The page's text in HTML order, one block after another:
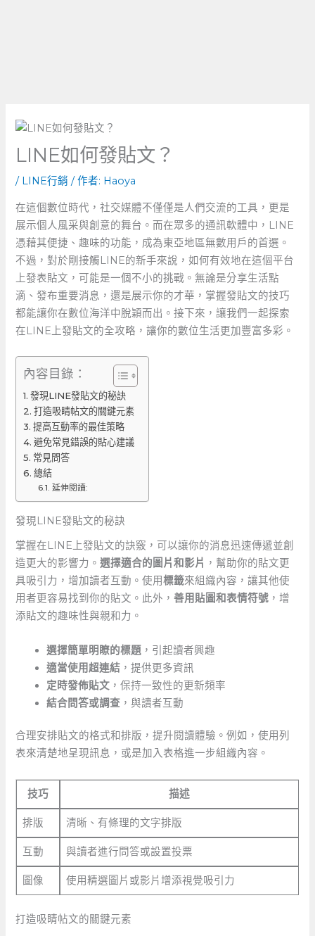
LINE如何發貼文？
/ LINE行銷 / 作者: Haoya
在這個數位時代，社交媒體不僅僅是人們交流的工具，更是
展示個人風采與創意的舞台。而在眾多的通訊軟體中，LINE
憑藉其便捷、趣味的功能，成為東亞地區無數用戶的首選。
不過，對於剛接觸LINE的新手來說，如何有效地在這個平台
上發表貼文，可能是一個不小的挑戰。無論是分享生活點
滴、發布重要消息，還是展示你的才華，掌握發貼文的技巧
都能讓你在數位海洋中脫穎而出。接下來，讓我們一起探索
在LINE上發貼文的全攻略，讓你的數位生活更加豐富多彩。
內容目錄：
發現LINE發貼文的秘訣
打造吸睛帖文的關鍵元素
提高互動率的最佳策略
避免常見錯誤的貼心建議
常見問答
總結
延伸閱讀:
發現LINE發貼文的秘訣
掌握在LINE上發貼文的訣竅，可以讓你的消息迅速傳遞並創
造更大的影響力。選擇適合的圖片和影片 ，幫助你的貼文更
具吸引力，增加讀者互動。使用標籤來組織內容，讓其他使
用者更容易找到你的貼文。此外，善用貼圖和表情符號 ，增
添貼文的趣味性與親和力。
選擇簡單明瞭的標題 ，引起讀者興趣
適當使用超連結 ，提供更多資訊
定時發佈貼文 ，保持一致性的更新頻率
結合問答或調查 ，與讀者互動
合理安排貼文的格式和排版，提升閱讀體驗。例如，使用列
表來清楚地呈現訊息，或是加入表格進一步組織內容。
技巧 描述
排版 清晰、有條理的文字排版
互動 與讀者進行問答或設置投票
圖像 使用精選圖片或影片增添視覺吸引力
打造吸睛帖文的關鍵元素